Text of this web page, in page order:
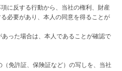
に反する行動から、当社の権利、財産
必要があり、本人の同意を得ることが
った場合は、本人であることが確認で
免許証、保険証など）の写しを、当社